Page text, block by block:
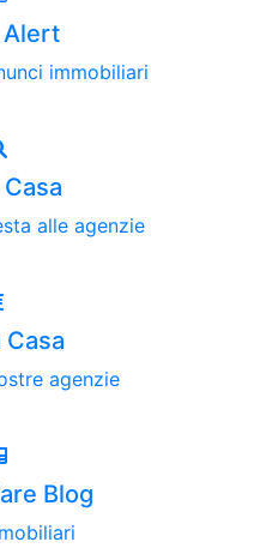
Alert
immobiliari
alle agenzie
Casa
agenzie
Blog